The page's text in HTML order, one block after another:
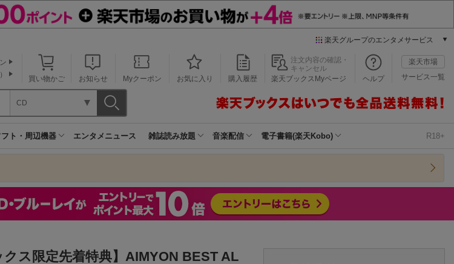
楽天グループのエンタメサービス
本/ゲーム/CD/DVD
楽天ブックス
楽天Kobo
買い物かご お知らせ Myクーポン お気に入り 購入履歴
注文内容の確認・
キャンセル
楽天ブックスMyページ
ヘルプ
楽天市場
サービス一覧
CD
フト・周辺機器 エンタメニュース 雑誌読み放題 音楽配信 電子書籍(楽天Kobo) R18+
クス限定先着特典】AIMYON BEST AL